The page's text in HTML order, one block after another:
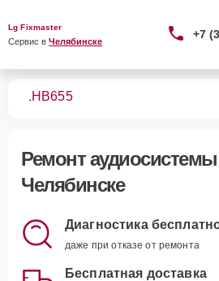
Lg Fixmaster
Сервис в Челябинске
+7
LHB655
Ремонт
Челябинске
Диагностика
даже при отказе от ремонта
Бесплатная доставка